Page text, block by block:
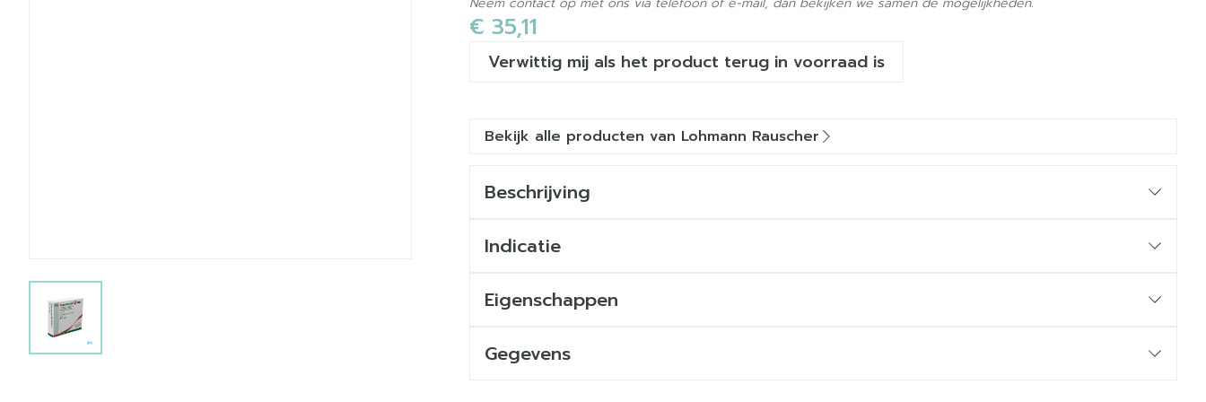
€ 35,11
Verwittig mij als het product terug in voorraad is
Bekijk alle producten van Lohmann Rauscher
Beschrijving
Indicatie
Eigenschappen
Gegevens